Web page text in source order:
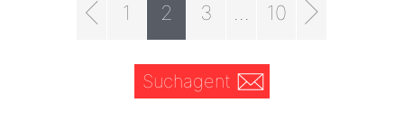
1 2 3 10
Suchagent